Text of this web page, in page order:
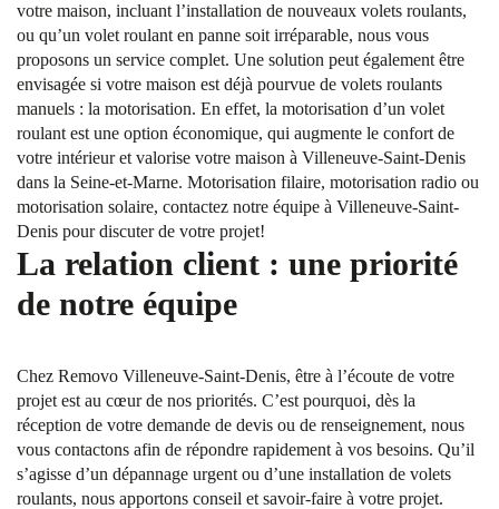
votre maison, incluant l’installation de nouveaux volets roulants,
ou qu’un volet roulant en panne soit irréparable, nous vous
proposons un service complet. Une solution peut également être
envisagée si votre maison est déjà pourvue de volets roulants
manuels : la motorisation. En effet, la motorisation d’un volet
roulant est une option économique, qui augmente le confort de
votre intérieur et valorise votre maison à Villeneuve-Saint-Denis
dans la Seine-et-Marne. Motorisation filaire, motorisation radio ou
motorisation solaire, contactez notre équipe à Villeneuve-Saint-
Denis pour discuter de votre projet!
La relation client : une priorité
de notre équipe
Chez Removo Villeneuve-Saint-Denis, être à l’écoute de votre
projet est au cœur de nos priorités. C’est pourquoi, dès la
réception de votre demande de devis ou de renseignement, nous
vous contactons afin de répondre rapidement à vos besoins. Qu’il
s’agisse d’un dépannage urgent ou d’une installation de volets
roulants, nous apportons conseil et savoir-faire à votre projet.